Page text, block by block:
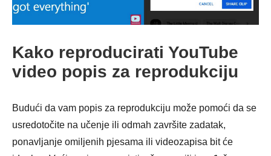
Kako reproducirati YouTube
video popis za reprodukciju
Budući da vam popis za reprodukciju može pomoći da se
usredotočite na učenje ili odmah završite zadatak,
ponavljanje omiljenih pjesama ili videozapisa bit će